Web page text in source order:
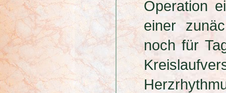
Operation
einer
noch für